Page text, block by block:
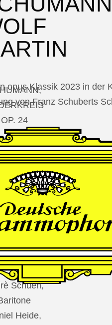
OP. 24
AUS
DES
Schuen,
Heide,
opus Klassik 2023 in der
von Franz Schuberts